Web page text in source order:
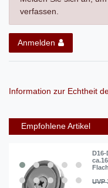
verfassen.
Anmelden
Information zur Echtheit
Empfohlene Artikel
UVP